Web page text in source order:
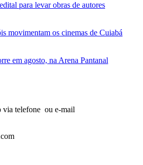
para levar obras de autores
movimentam os cinemas de Cuiabá
em agosto, na Arena Pantanal
via telefone ou e-mail